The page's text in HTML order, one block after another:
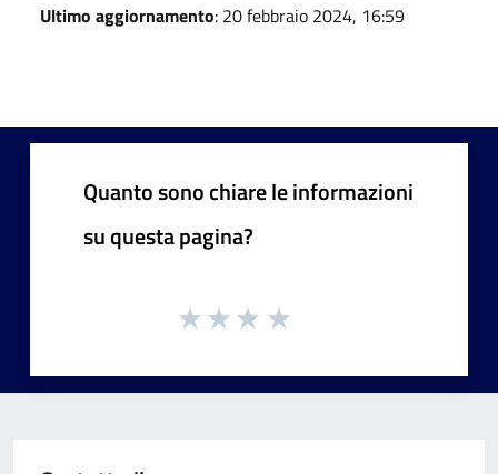
Ultimo aggiornamento: 20 febbraio 2024, 16:59
Quanto sono chiare le informazioni
su questa pagina?